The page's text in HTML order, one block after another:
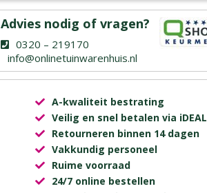
Advies nodig of vragen?
0320 – 219170
info@onlinetuinwarenhuis.nl
A-kwaliteit bestrating
Veilig en snel betalen via iDEAL
Retourneren binnen 14 dagen
Vakkundig personeel
Ruime voorraad
24/7 online bestellen